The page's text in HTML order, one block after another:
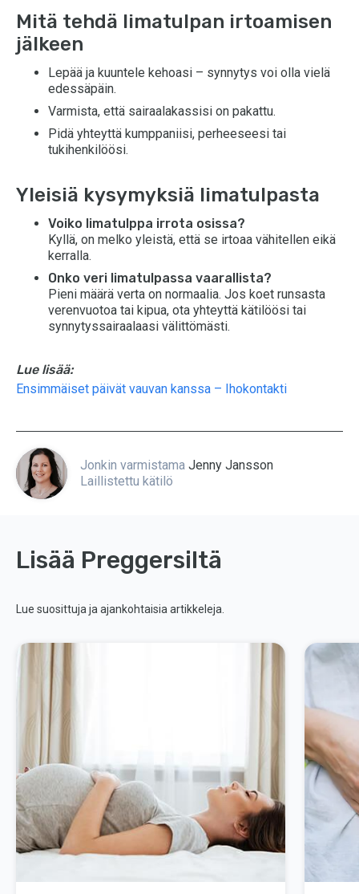
Mitä tehdä limatulpan irtoamisen
jälkeen
Lepää ja kuuntele kehoasi – synnytys voi olla vielä
edessäpäin.
Varmista, että sairaalakassisi on pakattu.
Pidä yhteyttä kumppaniisi, perheeseesi tai
tukihenkilöösi.
Yleisiä kysymyksiä limatulpasta
Voiko limatulppa irrota osissa?
Kyllä, on melko yleistä, että se irtoaa vähitellen eikä
kerralla.
Onko veri limatulpassa vaarallista?
Pieni määrä verta on normaalia. Jos koet runsasta
verenvuotoa tai kipua, ota yhteyttä kätilöösi tai
synnytyssairaalaasi välittömästi.
Lue lisää:
Ensimmäiset päivät vauvan kanssa – Ihokontakti
Jonkin varmistama Jenny Jansson
Laillistettu kätilö
Lisää Preggersiltä
Lue suosittuja ja ajankohtaisia artikkeleja.